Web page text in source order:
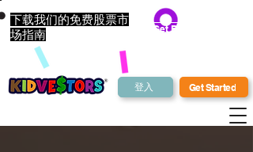
登入 Get Started
下载我们的免费股票市
场指南
Get Bonus Bucks